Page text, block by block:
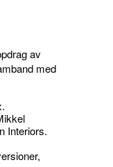
av
med
Interiors.